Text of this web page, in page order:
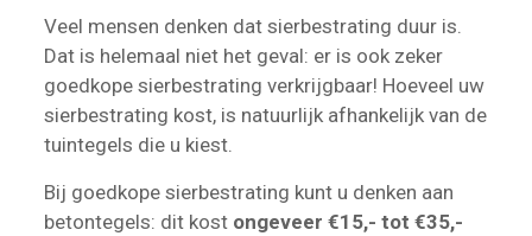
Veel mensen denken dat sierbestrating duur is.
Dat is helemaal niet het geval: er is ook zeker
goedkope sierbestrating verkrijgbaar! Hoeveel uw
sierbestrating kost, is natuurlijk afhankelijk van de
tuintegels die u kiest.
Bij goedkope sierbestrating kunt u denken aan
betontegels: dit kost ongeveer €15,- tot €35,-